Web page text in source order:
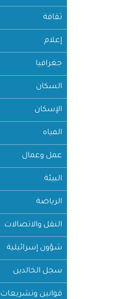
ثقافة
إعلام
جغرافيا
السكان
الإسكان
المياه
عمل وعمال
البيئة
الرياضة
النقل والاتصالات
شؤون إسرائيلية
سجل الخالدين
قوانين وتشريعات